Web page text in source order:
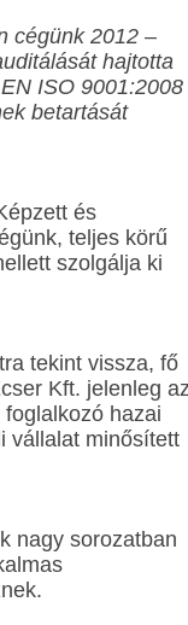
cégünk 2012 –
hajtotta
ISO 9001:2008
betartását
és
teljes körű
szolgálja ki
tekint vissza, fő
Kft. jelenleg
hazai
vállalat minősített
nagy sorozatban